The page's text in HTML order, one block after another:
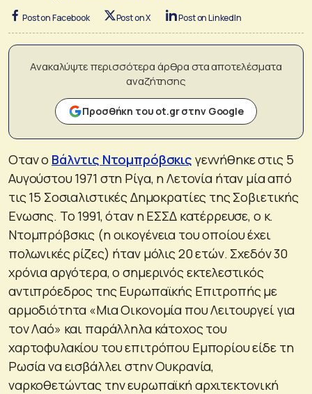
Post on Facebook Post on X Post on LinkedIn
Ανακαλύψτε περισσότερα άρθρα στα αποτελέσματα
αναζήτησης
Προσθήκη του ot.gr στην Google
Οταν ο Βάλντις Ντομπρόβσκις γεννήθηκε στις 5
Αυγούστου 1971 στη Ρίγα, η Λετονία ήταν μία από
τις 15 Σοσιαλιστικές Δημοκρατίες της Σοβιετικής
Ενωσης. Το 1991, όταν η ΕΣΣΔ κατέρρευσε, ο κ.
Ντομπρόβσκις (η οικογένεια του οποίου έχει
πολωνικές ρίζες) ήταν μόλις 20 ετών. Σχεδόν 30
χρόνια αργότερα, ο σημερινός εκτελεστικός
αντιπρόεδρος της Ευρωπαϊκής Επιτροπής με
αρμοδιότητα «Μια Οικονομία που Λειτουργεί για
τον Λαό» και παράλληλα κάτοχος του
χαρτοφυλακίου του επιτρόπου Εμπορίου είδε τη
Ρωσία να εισβάλλει στην Ουκρανία,
ναρκοθετώντας την ευρωπαϊκή αρχιτεκτονική